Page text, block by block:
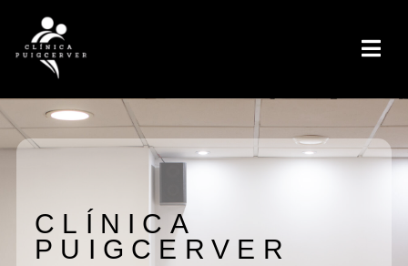
CLÍNICA
PUIGCERVER